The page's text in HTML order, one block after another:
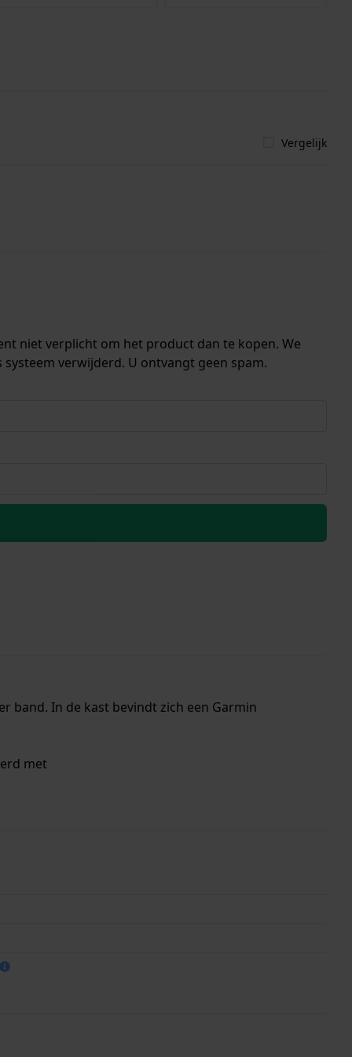
Vergelijk
niet verplicht om het product dan te kopen. We
verwijderd. U ontvangt geen spam.
band. In de kast bevindt zich een Garmin
met